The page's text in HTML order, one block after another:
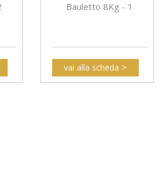
Bauletto 8Kg - 1
vai alla scheda